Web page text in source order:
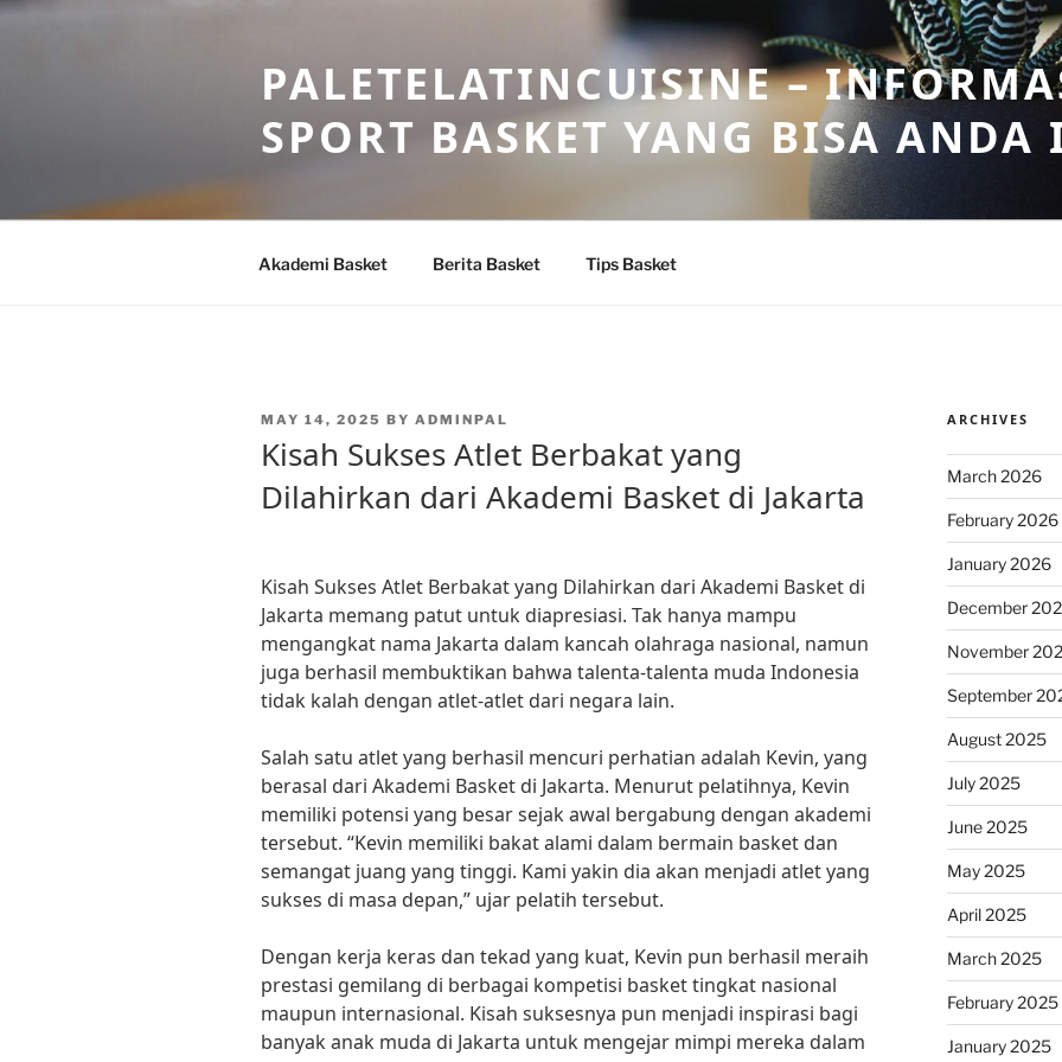
Skip
PALETELATINCUISINE –
SPORT BASKET YANG BISA
Akademi Basket Berita Basket Tips Basket
POSTED
MAY 14, 2025 BY ADMINPAL
Kisah Sukses Atlet Berbakat yang
Dilahirkan dari Akademi Basket di Jakarta
Kisah Sukses Atlet Berbakat yang Dilahirkan dari Akademi Basket di
Jakarta memang patut untuk diapresiasi. Tak hanya mampu
mengangkat nama Jakarta dalam kancah olahraga nasional, namun
juga berhasil membuktikan bahwa talenta-talenta muda Indonesia
tidak kalah dengan atlet-atlet dari negara lain.
Salah satu atlet yang berhasil mencuri perhatian adalah Kevin, yang
berasal dari Akademi Basket di Jakarta. Menurut pelatihnya, Kevin
memiliki potensi yang besar sejak awal bergabung dengan akademi
tersebut. “Kevin memiliki bakat alami dalam bermain basket dan
semangat juang yang tinggi. Kami yakin dia akan menjadi atlet yang
sukses di masa depan,” ujar pelatih tersebut.
Dengan kerja keras dan tekad yang kuat, Kevin pun berhasil meraih
prestasi gemilang di berbagai kompetisi basket tingkat nasional
maupun internasional. Kisah suksesnya pun menjadi inspirasi bagi
banyak anak muda di Jakarta untuk mengejar mimpi mereka dalam
ARCHIVES
March 2026
February 2026
January 2026
December
November
September
August 2025
July 2025
June 2025
May 2025
April 2025
March 2025
February 2025
January 2025